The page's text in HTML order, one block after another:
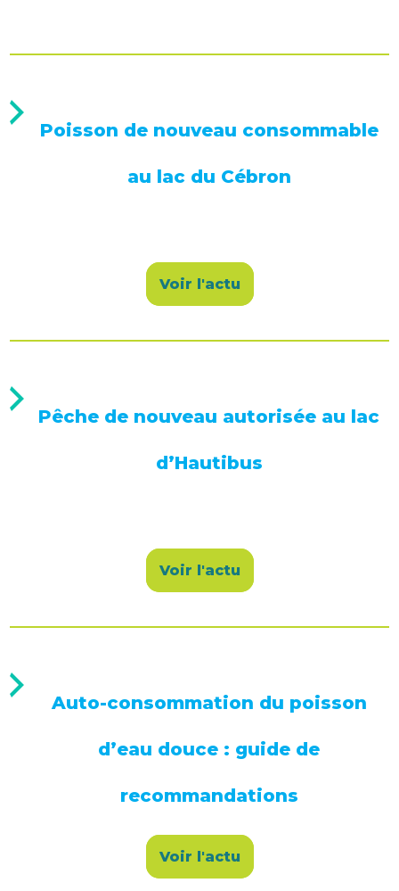
Voir l'actu
Poisson de nouveau consommable
au lac du Cébron
Voir l'actu
Pêche de nouveau autorisée au lac
d’Hautibus
Voir l'actu
Auto-consommation du poisson
d’eau douce : guide de
recommandations